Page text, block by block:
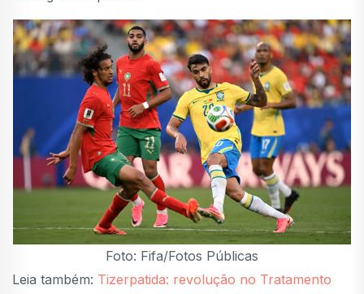
Foto: Fifa/Fotos Públicas
Leia também: Tizerpatida: revolução no Tratamento